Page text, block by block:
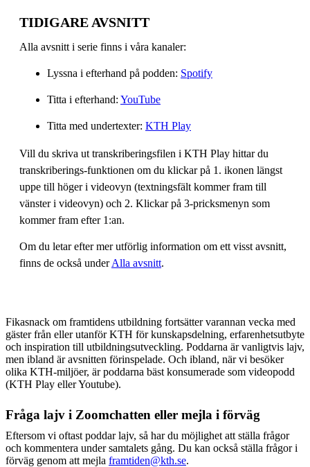
TIDIGARE AVSNITT
Alla avsnitt i serie finns i våra kanaler:
Lyssna i efterhand på podden: Spotify
Titta i efterhand: YouTube
Titta med undertexter: KTH Play
Vill du skriva ut transkriberingsfilen i KTH Play hittar du
transkriberings-funktionen om du klickar på 1. ikonen längst
uppe till höger i videovyn (textningsfält kommer fram till
vänster i videovyn) och 2. Klickar på 3-pricksmenyn som
kommer fram efter 1:an.
Om du letar efter mer utförlig information om ett visst avsnitt,
finns de också underAlla avsnitt.
Fikasnack om framtidens utbildning fortsätter varannan vecka med
gäster från eller utanför KTH för kunskapsdelning, erfarenhetsutbyte
och inspiration till utbildningsutveckling. Poddarna är vanligtvis lajv,
men ibland är avsnitten förinspelade. Och ibland, när vi besöker
olika KTH-miljöer, är poddarna bäst konsumerade som videopodd
(KTH Play eller Youtube).
Fråga lajv i Zoomchatten eller mejla i förväg
Eftersom vi oftast poddar lajv, så har du möjlighet att ställa frågor
och kommentera under samtalets gång. Du kan också ställa frågor i
förväg genom att mejla framtiden@kth.se.